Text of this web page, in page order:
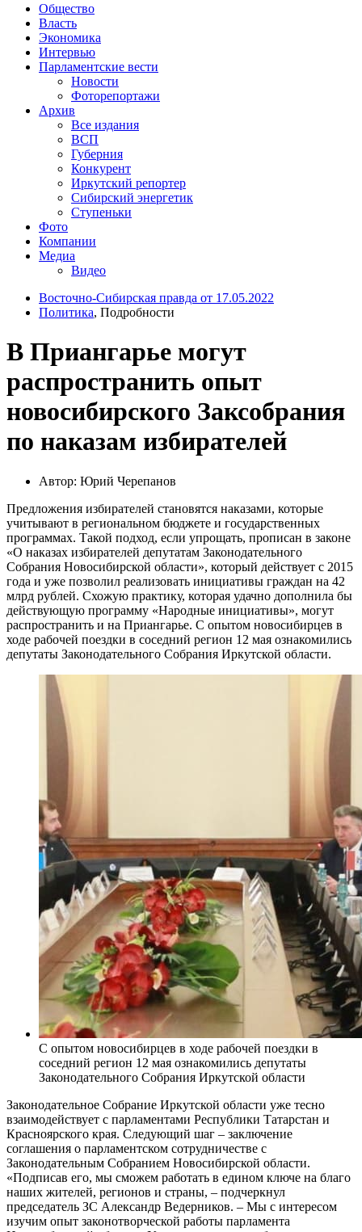
Общество
Власть
Экономика
Интервью
Парламентские вести
Новости
Фоторепортажи
Архив
Все издания
ВСП
Губерния
Конкурент
Иркутский репортер
Сибирский энергетик
Ступеньки
Фото
Компании
Медиа
Видео
Восточно-Сибирская правда от 17.05.2022
Политика, Подробности
В Приангарье могут
распространить опыт
новосибирского Заксобрания
по наказам избирателей
Автор: Юрий Черепанов
Предложения избирателей становятся наказами, которые
учитывают в региональном бюджете и государственных
программах. Такой подход, если упрощать, прописан в законе
«О наказах избирателей депутатам Законодательного
Собрания Новосибирской области», который действует с 2015
года и уже позволил реализовать инициативы граждан на 42
млрд рублей. Схожую практику, которая удачно дополнила бы
действующую программу «Народные инициативы», могут
распространить и на Приангарье. С опытом новосибирцев в
ходе рабочей поездки в соседний регион 12 мая ознакомились
депутаты Законодательного Собрания Иркутской области.
С опытом новосибирцев в ходе рабочей поездки в
соседний регион 12 мая ознакомились депутаты
Законодательного Собрания Иркутской области
Законодательное Собрание Иркутской области уже тесно
взаимодействует с парламентами Республики Татарстан и
Красноярского края. Следующий шаг – заключение
соглашения о парламентском сотрудничестве с
Законодательным Собранием Новосибирской области.
«Подписав его, мы сможем работать в едином ключе на благо
наших жителей, регионов и страны, – подчеркнул
председатель ЗС Александр Ведерников. – Мы с интересом
изучим опыт законотворческой работы парламента